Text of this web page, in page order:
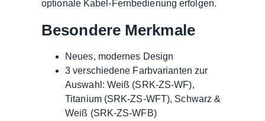
optionale Kabel-Fernbedienung erfolgen.
Besondere Merkmale
Neues, modernes Design
3 verschiedene Farbvarianten zur
Auswahl: Weiß (SRK-ZS-WF),
Titanium (SRK-ZS-WFT), Schwarz &
Weiß (SRK-ZS-WFB)